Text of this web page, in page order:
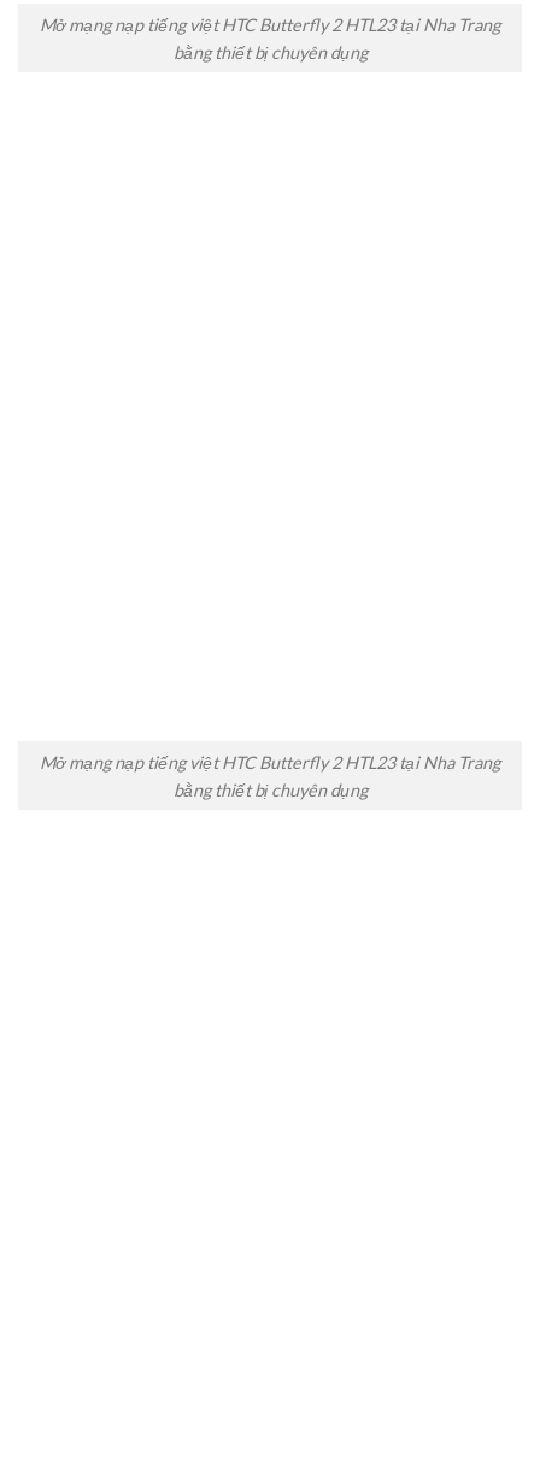
Mở mạng nạp tiếng việt HTC Butterfly 2 HTL23 tại Nha Trang
bằng thiết bị chuyên dụng
Mở mạng nạp tiếng việt HTC Butterfly 2 HTL23 tại Nha Trang
bằng thiết bị chuyên dụng